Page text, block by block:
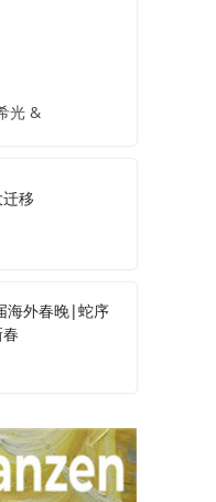
光 &
移
海外春晚|蛇序